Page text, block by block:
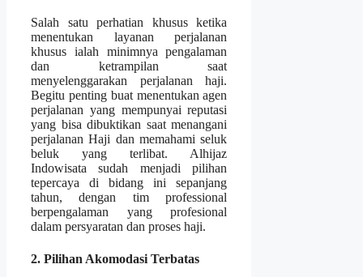
Salah satu perhatian khusus ketika
menentukan layanan perjalanan
khusus ialah minimnya pengalaman
dan ketrampilan saat
menyelenggarakan perjalanan haji.
Begitu penting buat menentukan agen
perjalanan yang mempunyai reputasi
yang bisa dibuktikan saat menangani
perjalanan Haji dan memahami seluk
beluk yang terlibat. Alhijaz
Indowisata sudah menjadi pilihan
tepercaya di bidang ini sepanjang
tahun, dengan tim professional
berpengalaman yang profesional
dalam persyaratan dan proses haji.
2. Pilihan Akomodasi Terbatas